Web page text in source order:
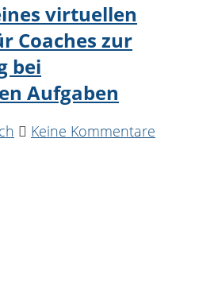
virtuellen
Coaches zur
bei
Aufgaben
Keine Kommentare